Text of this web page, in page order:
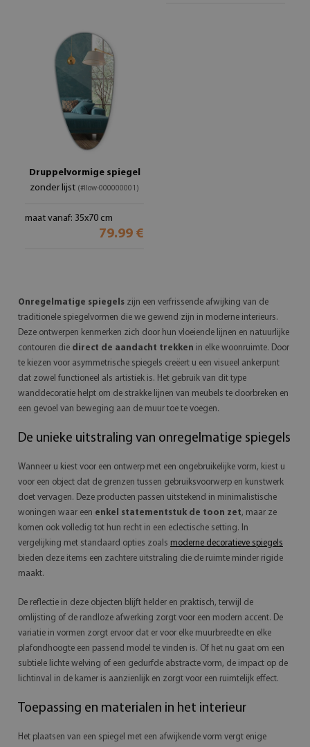
Druppelvormige spiegel
zonder lijst (#llow-000000001)
maat vanaf: 35x70 cm
79.99 €
Onregelmatige spiegels zijn een verfrissende afwijking van de
traditionele spiegelvormen die we gewend zijn in moderne interieurs.
Deze ontwerpen kenmerken zich door hun vloeiende lijnen en natuurlijke
contouren die direct de aandacht trekken in elke woonruimte. Door
te kiezen voor asymmetrische spiegels creëert u een visueel ankerpunt
dat zowel functioneel als artistiek is. Het gebruik van dit type
wanddecoratie helpt om de strakke lijnen van meubels te doorbreken en
een gevoel van beweging aan de muur toe te voegen.
De unieke uitstraling van onregelmatige spiegels
Wanneer u kiest voor een ontwerp met een ongebruikelijke vorm, kiest u
voor een object dat de grenzen tussen gebruiksvoorwerp en kunstwerk
doet vervagen. Deze producten passen uitstekend in minimalistische
woningen waar een enkel statementstuk de toon zet, maar ze
komen ook volledig tot hun recht in een eclectische setting. In
vergelijking met standaard opties zoals moderne decoratieve spiegels
bieden deze items een zachtere uitstraling die de ruimte minder rigide
maakt.
De reflectie in deze objecten blijft helder en praktisch, terwijl de
omlijsting of de randloze afwerking zorgt voor een modern accent. De
variatie in vormen zorgt ervoor dat er voor elke muurbreedte en elke
plafondhoogte een passend model te vinden is. Of het nu gaat om een
subtiele lichte welving of een gedurfde abstracte vorm, de impact op de
lichtinval in de kamer is aanzienlijk en zorgt voor een ruimtelijk effect.
Toepassing en materialen in het interieur
Het plaatsen van een spiegel met een afwijkende vorm vergt enige